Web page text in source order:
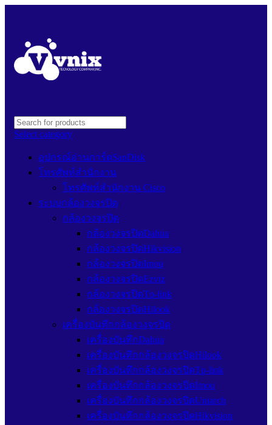
Select category
อุปกรณ์อ่านการ์ดSanDisk
โทรศัพท์สำนักงาน
โทรศัพท์สำนักงาน Cisco
ระบบกล้องวงจรปิด
กล้องวงจรปิด
กล้องวงจรปิดDahua
กล้องวงจรปิดHikvision
กล้องวงจรปิดImou
กล้องวงจรปิดEzviz
กล้องวงจรปิดTp-link
กล้องวงจรปิดHilook
เครื่องบันทึกกล้องวงจรปิด
เครื่องบันทึกDahua
เครื่องบันทึกกล้องวงจรปิดHilook
เครื่องบันทึกกล้องวงจรปิดTp-link
เครื่องบันทึกกล้องวงจรปิดImou
เครื่องบันทึกกล้องวงจรปิดUniarch
เครื่องบันทึกกล้องวงจรปิดHikvision